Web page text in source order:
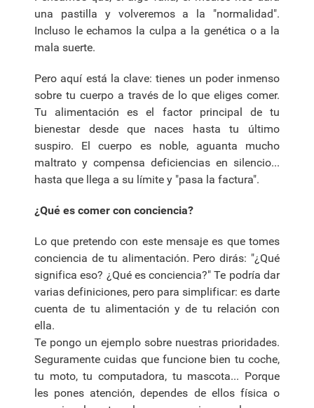
una pastilla y volveremos a la "normalidad".
Incluso le echamos la culpa a la genética o a la
mala suerte.
Pero aquí está la clave: tienes un poder inmenso
sobre tu cuerpo a través de lo que eliges comer.
Tu alimentación es el factor principal de tu
bienestar desde que naces hasta tu último
suspiro. El cuerpo es noble, aguanta mucho
maltrato y compensa deficiencias en silencio...
hasta que llega a su límite y "pasa la factura".
¿Qué es comer con conciencia?
Lo que pretendo con este mensaje es que tomes
conciencia de tu alimentación. Pero dirás: "¿Qué
significa eso? ¿Qué es conciencia?" Te podría dar
varias definiciones, pero para simplificar: es darte
cuenta de tu alimentación y de tu relación con
ella.
Te pongo un ejemplo sobre nuestras prioridades.
Seguramente cuidas que funcione bien tu coche,
tu moto, tu computadora, tu mascota... Porque
les pones atención, dependes de ellos física o